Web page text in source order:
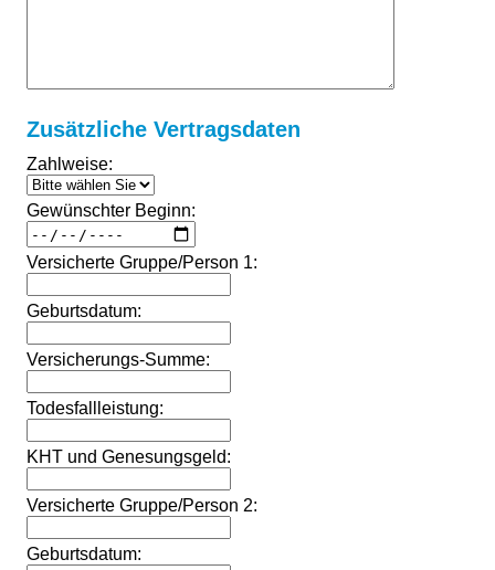
Zusätzliche Vertragsdaten
Zahlweise:
Gewünschter Beginn:
Versicherte Gruppe/Person 1:
Geburtsdatum:
Versicherungs-Summe:
Todesfallleistung:
KHT und Genesungsgeld:
Versicherte Gruppe/Person 2:
Geburtsdatum: